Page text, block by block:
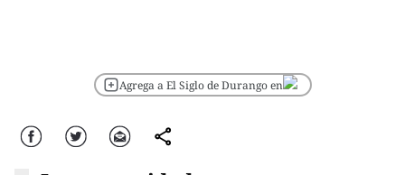
Agrega a El Siglo de Durango en
Facebook Twitter Correo comparte